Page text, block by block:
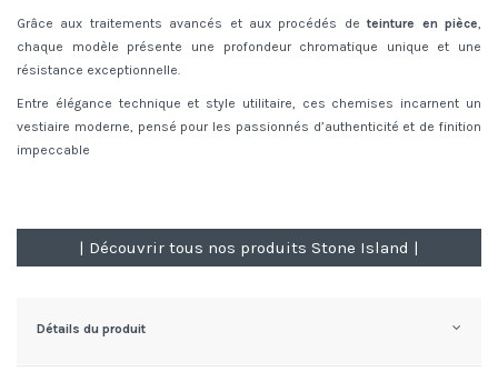
Grâce aux traitements avancés et aux procédés deteinture en pièce
chaque modèle présente une profondeur chromatique unique et une
résistance exceptionnelle.
Entre élégance technique et style utilitaire, ces chemises incarnent un
vestiaire moderne, pensé pour les passionnés d’authenticité et de finition
impeccable
| Découvrir tous nos produits Stone Island |
Détails du produit